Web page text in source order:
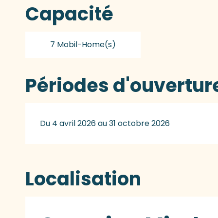
Capacité
7 Mobil-Home(s)
Périodes
Du 4 avril 2026 au 31 octobre 2026
Localisation